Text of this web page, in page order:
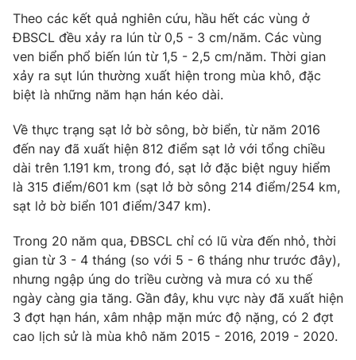
Chuyên mục khác
Emagazine Podcast
Photo Infographic
Video Shorts video
VTV Money VTV Thể thao
VTV Sức khoẻ Bất động sản
Thị trường 24h Tấm lòng Việt
VTV4 Vươn mình bằng AI
Theo các kết quả nghiên cứu, hầu hết các vùng ở
ĐBSCL đều xảy ra lún từ 0,5 - 3 cm/năm. Các vùng
ven biển phổ biến lún từ 1,5 - 2,5 cm/năm. Thời gian
xảy ra sụt lún thường xuất hiện trong mùa khô, đặc
biệt là những năm hạn hán kéo dài.
Về thực trạng sạt lở bờ sông, bờ biển, từ năm 2016
đến nay đã xuất hiện 812 điểm sạt lở với tổng chiều
dài trên 1.191 km, trong đó, sạt lở đặc biệt nguy hiểm
là 315 điểm/601 km (sạt lở bờ sông 214 điểm/254 km,
sạt lở bờ biển 101 điểm/347 km).
Trong 20 năm qua, ĐBSCL chỉ có lũ vừa đến nhỏ, thời
gian từ 3 - 4 tháng (so với 5 - 6 tháng như trước đây),
nhưng ngập úng do triều cường và mưa có xu thế
ngày càng gia tăng. Gần đây, khu vực này đã xuất hiện
3 đợt hạn hán, xâm nhập mặn mức độ nặng, có 2 đợt
cao lịch sử là mùa khô năm 2015 - 2016, 2019 - 2020.